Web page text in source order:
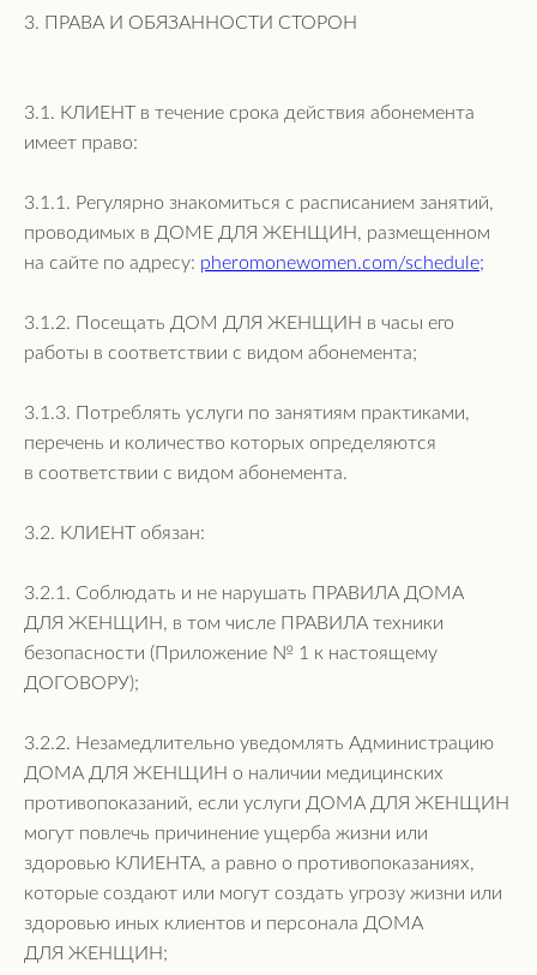
3. ПРАВА И ОБЯЗАННОСТИ СТОРОН
3.1. КЛИЕНТ в течение срока действия абонемента
имеет право:
3.1.1. Регулярно знакомиться с расписанием занятий,
проводимых в ДОМЕ ДЛЯ ЖЕНЩИН, размещенном
на сайте по адресу: pheromonewomen.com/schedule;
3.1.2. Посещать ДОМ ДЛЯ ЖЕНЩИН в часы его
работы в соответствии с видом абонемента;
3.1.3. Потреблять услуги по занятиям практиками,
перечень и количество которых определяются
в соответствии с видом абонемента.
3.2. КЛИЕНТ обязан:
3.2.1. Соблюдать и не нарушать ПРАВИЛА ДОМА
ДЛЯ ЖЕНЩИН, в том числе ПРАВИЛА техники
безопасности (Приложение № 1 к настоящему
ДОГОВОРУ);
3.2.2. Незамедлительно уведомлять Администрацию
ДОМА ДЛЯ ЖЕНЩИН о наличии медицинских
противопоказаний, если услуги ДОМА ДЛЯ ЖЕНЩИН
могут повлечь причинение ущерба жизни или
здоровью КЛИЕНТА, а равно о противопоказаниях,
которые создают или могут создать угрозу жизни или
здоровью иных клиентов и персонала ДОМА
ДЛЯ ЖЕНЩИН;